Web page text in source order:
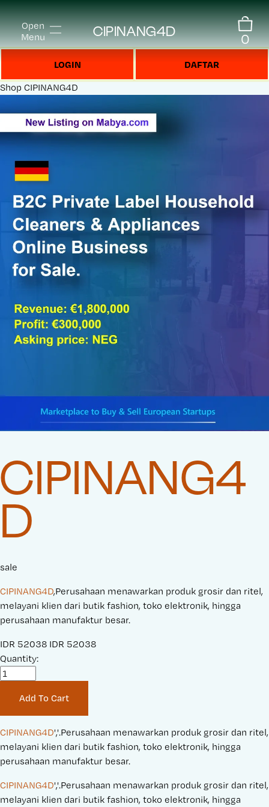
Open
Menu
CIPINANG4D 0
LOGIN DAFTAR
Shop CIPINANG4D
CIPINANG4
D
sale
CIPINANG4D,Perusahaan menawarkan produk grosir dan ritel,
melayani klien dari butik fashion, toko elektronik, hingga
perusahaan manufaktur besar.
S
a
r
i
c
e
IDR 52038 O
i
n
a
l
P
i
c
IDR 52038
Quantity:
Add To Cart
CIPINANG4D','.Perusahaan menawarkan produk grosir dan ritel,
melayani klien dari butik fashion, toko elektronik, hingga
perusahaan manufaktur besar.
CIPINANG4D','.Perusahaan menawarkan produk grosir dan ritel,
melayani klien dari butik fashion, toko elektronik, hingga